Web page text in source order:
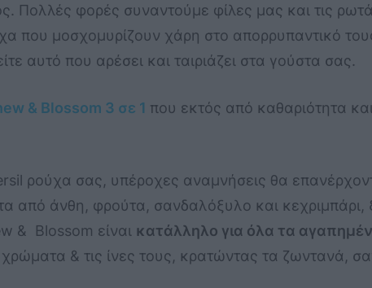
Πολλές φορές συναντούμε φίλες μας και τις
που μοσχομυρίζουν χάρη στο απορρυπαντικό
αυτό που αρέσει και ταιριάζει στα γούστα σας.
& Blossom 3 σε 1 που εκτός από καθαριότητα
ρούχα σας, υπέροχες αναμνήσεις θα
από άνθη, φρούτα, σανδαλόξυλο και κεχριμπάρι,
& Blossom είναι κατάλληλο για όλα τα
& τις ίνες τους, κρατώντας τα ζωντανά,